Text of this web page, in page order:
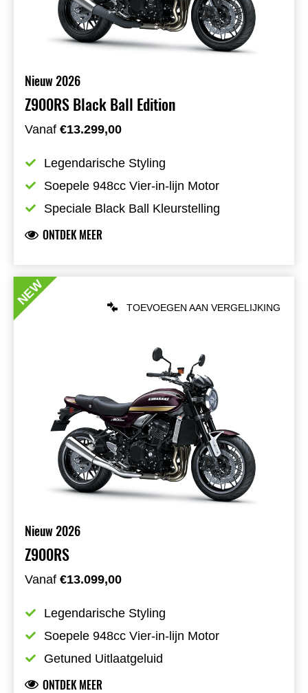
Nieuw 2026
Z900RS Black Ball Edition
Vanaf €13.299,00
Legendarische Styling
Soepele 948cc Vier-in-lijn Motor
Speciale Black Ball Kleurstelling
ONTDEK MEER
TOEVOEGEN AAN VERGELIJKING
Nieuw 2026
Z900RS
Vanaf €13.099,00
Legendarische Styling
Soepele 948cc Vier-in-lijn Motor
Getuned Uitlaatgeluid
ONTDEK MEER
NEW